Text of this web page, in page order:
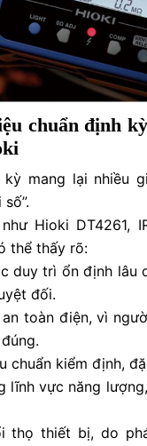
chuẩn định
kỳ mang lại nhiều
Hioki DT4261,
thể thấy rõ:
duy trì ổn định lâu
đối.
toàn điện, vì
chuẩn kiểm định,
lĩnh vực năng
thọ thiết bị, do